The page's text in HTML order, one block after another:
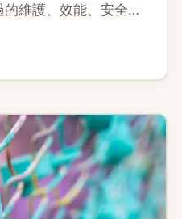
維護、效能、安全痛